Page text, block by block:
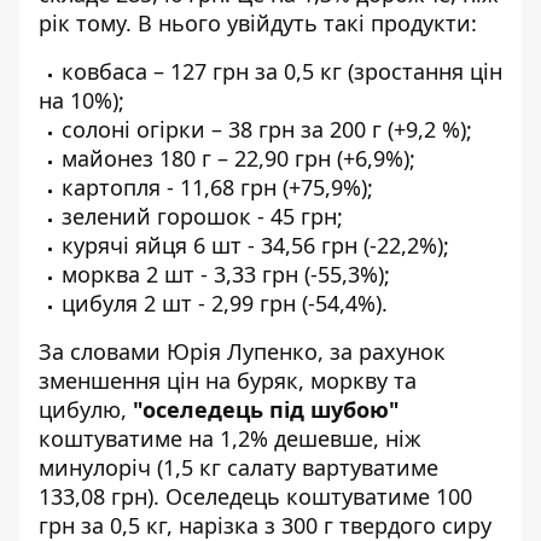
рік тому. В нього увійдуть такі продукти:
ковбаса – 127 грн за 0,5 кг (зростання цін
на 10%);
солоні огірки – 38 грн за 200 г (+9,2 %);
майонез 180 г – 22,90 грн (+6,9%);
картопля - 11,68 грн (+75,9%);
зелений горошок - 45 грн;
курячі яйця 6 шт - 34,56 грн (-22,2%);
морква 2 шт - 3,33 грн (-55,3%);
цибуля 2 шт - 2,99 грн (-54,4%).
За словами Юрія Лупенко, за рахунок
зменшення цін на буряк, моркву та
цибулю, "оселедець під шубою"
коштуватиме на 1,2% дешевше, ніж
минулоріч (1,5 кг салату вартуватиме
133,08 грн). Оселедець коштуватиме 100
грн за 0,5 кг, нарізка з 300 г твердого сиру